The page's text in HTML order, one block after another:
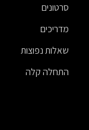
סרטונים
מדריכים
שאלות נפוצות
התחלה קלה